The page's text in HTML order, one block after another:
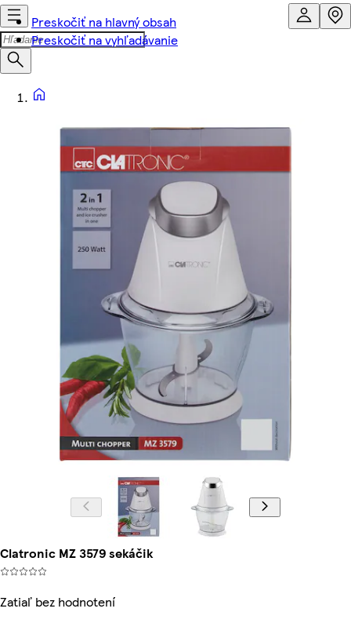
Preskočiť na hlavný obsah
Preskočiť na vyhľadávanie
Clatronic MZ 3579 sekáčik
Zatiaľ bez hodnotení